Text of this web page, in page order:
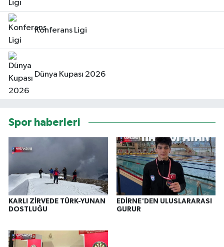
Konferans Ligi
Dünya Kupası 2026
Spor haberleri
KARLI ZİRVEDE TÜRK-YUNAN
DOSTLUĞU
EDİRNE'DEN ULUSLARARASI
GURUR